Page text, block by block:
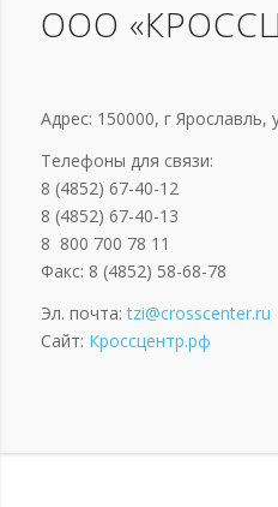
ООО
Адрес: 150000, г Ярославль,
Телефоны для связи:
8 (4852) 67-40-12
8 (4852) 67-40-13
8 800 700 78 11
Факс: 8 (4852) 58-68-78
Эл. почта:tzi@crosscenter.ru
Сайт: Кроссцентр.рф